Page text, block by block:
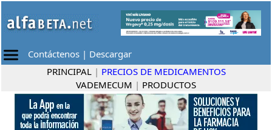
Contáctenos | Descargar
PRINCIPAL | PRECIOS DE MEDICAMENTOS
VADEMECUM | PRODUCTOS